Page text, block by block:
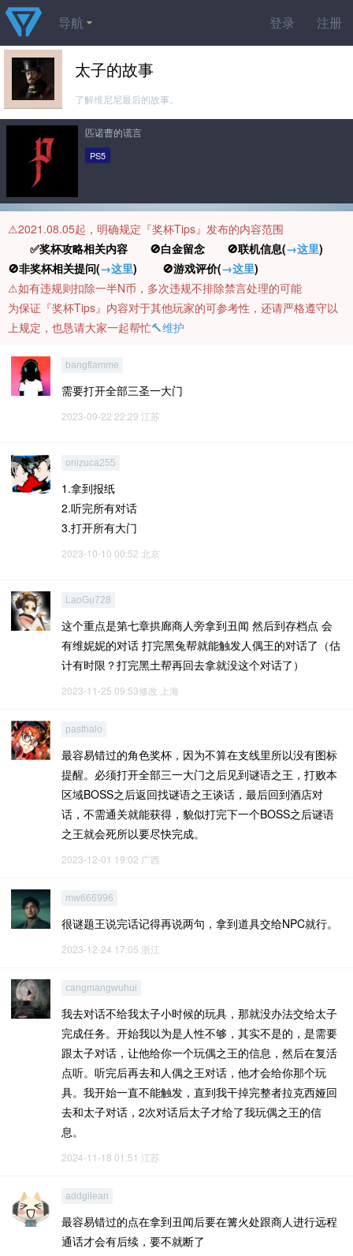
登录 注册
导航
太子的故事
了解维尼尼最后的故事。
匹诺曹的谎言
PS5
⚠️2021.08.05起，明确规定『奖杯Tips』发布的内容范围
✅奖杯攻略相关内容 🚫白金留念 🚫联机信息(→这里)
🚫非奖杯相关提问(→这里) 🚫游戏评价(→这里)
⚠️如有违规则扣除一半N币，多次违规不排除禁言处理的可能
为保证『奖杯Tips』内容对于其他玩家的可参考性，还请严格遵守以
上规定，也恳请大家一起帮忙🔨维护
bangflamme
需要打开全部三圣一大门
2023-09-22 22:29 江苏
onizuca255
1.拿到报纸
2.听完所有对话
3.打开所有大门
2023-10-10 00:52 北京
LaoGu728
这个重点是第七章拱廊商人旁拿到丑闻 然后到存档点 会
有维妮妮的对话 打完黑兔帮就能触发人偶王的对话了（估
计有时限？打完黑土帮再回去拿就没这个对话了）
2023-11-25 09:53修改 上海
pasthalo
最容易错过的角色奖杯，因为不算在支线里所以没有图标
提醒。必须打开全部三一大门之后见到谜语之王，打败本
区域BOSS之后返回找谜语之王谈话，最后回到酒店对
话，不需通关就能获得，貌似打完下一个BOSS之后谜语
之王就会死所以要尽快完成。
2023-12-01 19:02 广西
mw666996
很谜题王说完话记得再说两句，拿到道具交给NPC就行。
2023-12-24 17:05 浙江
cangmangwuhui
我去对话不给我太子小时候的玩具，那就没办法交给太子
完成任务。开始我以为是人性不够，其实不是的，是需要
跟太子对话，让他给你一个玩偶之王的信息，然后在复活
点听。听完后再去和人偶之王对话，他才会给你那个玩
具。我开始一直不能触发，直到我干掉完整者拉克西娅回
去和太子对话，2次对话后太子才给了我玩偶之王的信
息。
2024-11-18 01:51 江苏
addgilean
最容易错过的点在拿到丑闻后要在篝火处跟商人进行远程
通话才会有后续，要不就断了